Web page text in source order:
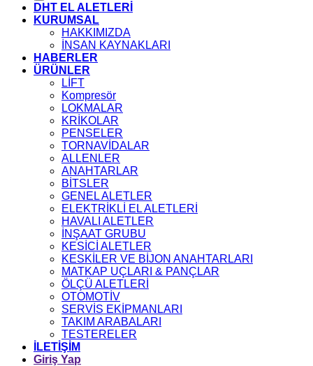
DHT EL ALETLERİ
KURUMSAL
HAKKIMIZDA
İNSAN KAYNAKLARI
HABERLER
ÜRÜNLER
LİFT
Kompresör
LOKMALAR
KRİKOLAR
PENSELER
TORNAVİDALAR
ALLENLER
ANAHTARLAR
BİTSLER
GENEL ALETLER
ELEKTRİKLİ EL ALETLERİ
HAVALI ALETLER
İNŞAAT GRUBU
KESİCİ ALETLER
KESKİLER VE BİJON ANAHTARLARI
MATKAP UÇLARI & PANÇLAR
ÖLÇÜ ALETLERİ
OTOMOTİV
SERVİS EKİPMANLARI
TAKIM ARABALARI
TESTERELER
İLETİŞİM
Giriş Yap